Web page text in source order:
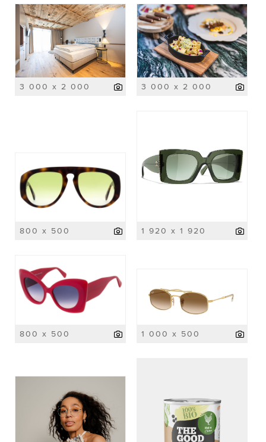
3 000 x 2 000 3 000 x 2 000
800 x 500 1 920 x 1 920
800 x 500 1 000 x 500